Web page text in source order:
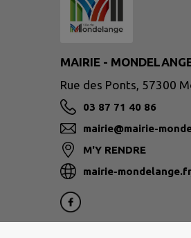
MAIRIE -
Rue des Ponts, 57300
03 87 71 40 86
mairie@mairie-
M'Y RENDRE
mairie-